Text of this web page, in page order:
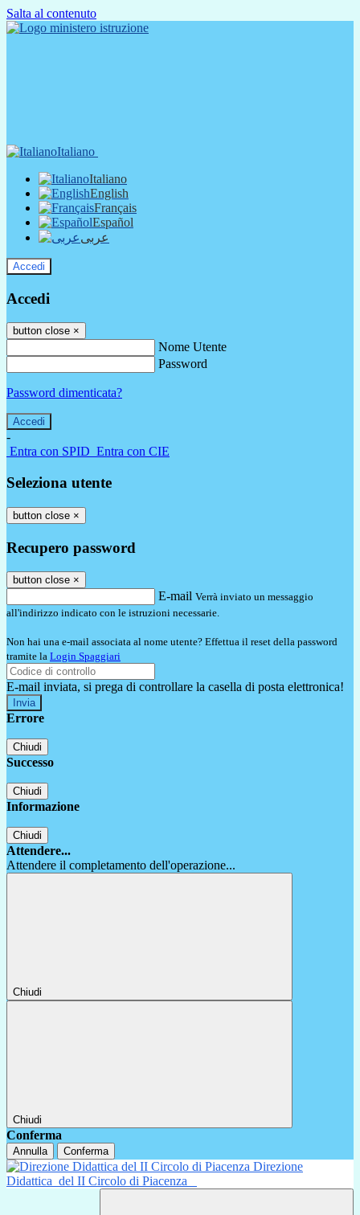
Salta al contenuto
Italiano
Italiano
English
Français
Español
عربى
Accedi
Accedi
button close ×
Nome Utente
Password
Password dimenticata?
-
Entra con SPID Entra con CIE
Seleziona utente
button close ×
Recupero password
button close ×
E-mail Verrà inviato un messaggio
all'indirizzo indicato con le istruzioni necessarie.
Non hai una e-mail associata al nome utente? Effettua il reset della password
tramite la Login Spaggiari
E-mail inviata, si prega di controllare la casella di posta elettronica!
Errore
Chiudi
Successo
Chiudi
Informazione
Chiudi
Attendere...
Attendere il completamento dell'operazione...
Chiudi
Chiudi
Conferma
Annulla Conferma
Direzione
Didattica del II Circolo di Piacenza